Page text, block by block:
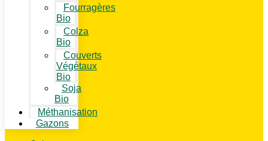
Fourragères
Bio
Colza
Bio
Couverts
Végétaux
Bio
Soja
Bio
Méthanisation
Gazons